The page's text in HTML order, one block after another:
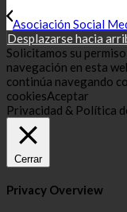
Asociación Social
Desplazarse hacia
Solicitamos su
navegación en esta
continúa navegando
cookiesAceptar
Privacidad & Política
Cerrar
Privacy Overview